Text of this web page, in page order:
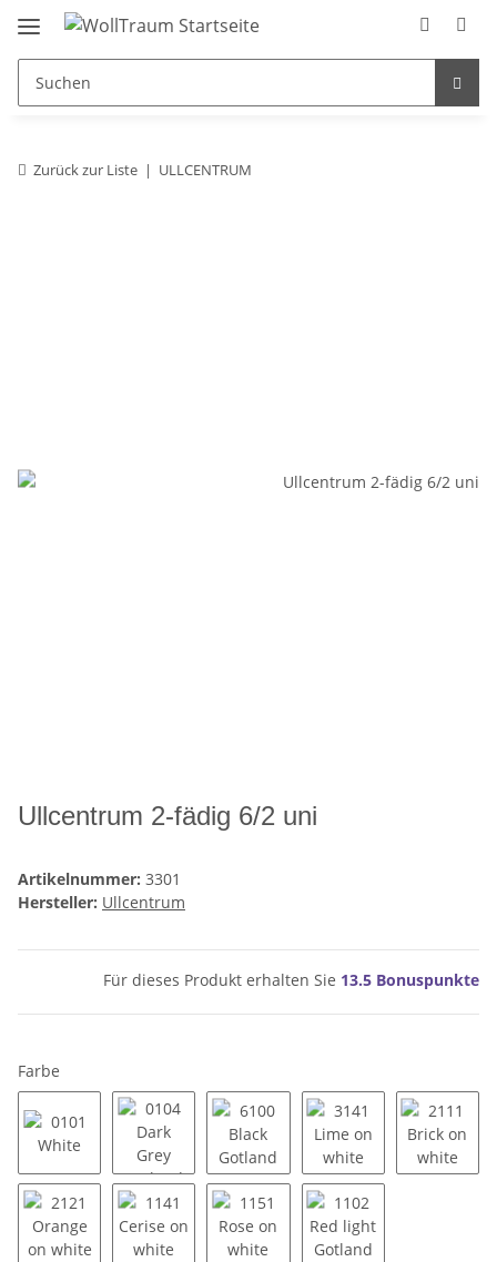
Zurück zur Liste ULLCENTRUM
Ullcentrum 2-fädig 6/2 uni
Artikelnummer: 3301
Hersteller: Ullcentrum
Für dieses Produkt erhalten Sie 13.5 Bonuspunkte
Farbe
0101 White 0104 Dark Grey Gotland
6100 Black Gotland3141 Lime on white